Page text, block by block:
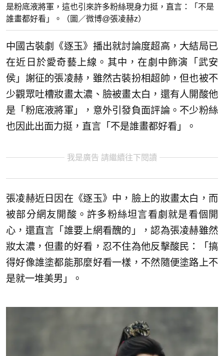
是粉底液將軍，這也引來許多粉絲現身力挺，直言：「不是
誰畫都好看」。（圖／微博@張凌赫z）
中國古裝劇《逐玉》播出就討論度超高，大結局已
在近日於愛奇藝上線。其中，在劇中飾演「武安
侯」謝征的張凌赫，雖然古裝扮相超帥，但也被不
少觀眾吐槽妝畫太濃、臉被畫太白，還有人開酸他
是「粉底液將軍」，意外引發負面評論。不少粉絲
也因此出面力挺，直言「不是誰畫都好看」。
我是廣告 請繼續往下閱讀
張凌赫近日因在《逐玉》中，臉上的妝畫太白，而
被部分網友開酸。許多粉絲坦言看劇就是看個開
心，還直言「誰要上網看醜的」，認為張凌赫雖然
妝太濃，但畫的好看，忍不住為他反擊酸民：「搞
得好像誰塗都能那麼好看一樣，不然隨便塗路上不
是就一堆美男」。